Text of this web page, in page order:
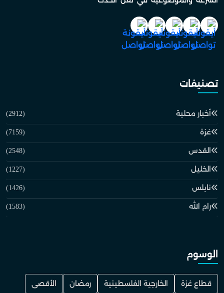
تصنيفات
أخبار محلية (2912)
غزة (7159)
القدس (2548)
الخليل (1227)
نابلس (1426)
رام الله (1583)
الوسوم
قطاع غزة الخارجية الفلسطينية رمضان الأقصى